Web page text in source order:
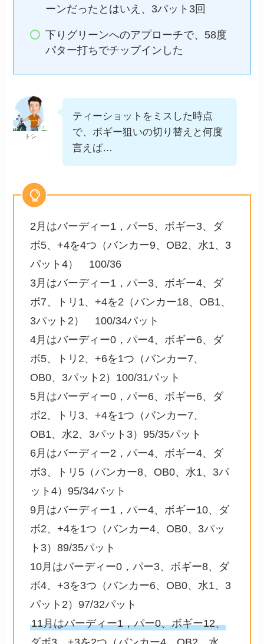
ーンだったとはいえ、3パット3回
下りグリーンへのアプローチで、58度
パター打ちでチップインした
トシ
ティーショットをミスした時点
で、ボギー狙いの切り替えと何度
言えば…
2月はバーディー1，パー5、ボギー3、ダ
ボ5、+4を4つ（バンカー9、OB2、水1、3
パット4） 100/36
3月はバーディー1，パー3、ボギー4、ダ
ボ7、トリ1、+4を2（バンカー18、OB1、
3パット2） 100/34パット
4月はバーディー0，パー4、ボギー6、ダ
ボ5、トリ2、+6を1つ（バンカー7、
OB0、3パット2）100/31パット
5月はバーディー0，パー6、ボギー6、ダ
ボ2、トリ3、+4を1つ（バンカー7、
OB1、水2、3パット3）95/35パット
6月はバーディー2，パー4、ボギー4、ダ
ボ3、トリ5（バンカー8、OB0、水1、3パ
ット4）95/34パット
9月はバーディー1，パー4、ボギー10、ダ
ボ2、+4を1つ（バンカー4、OB0、3パッ
ト3）89/35パット
10月はバーディー0，パー3、ボギー8、ダ
ボ4、+3を3つ（バンカー6、OB0、水1、3
パット2）97/32パット
11月はバーディー1，パー0、ボギー12、